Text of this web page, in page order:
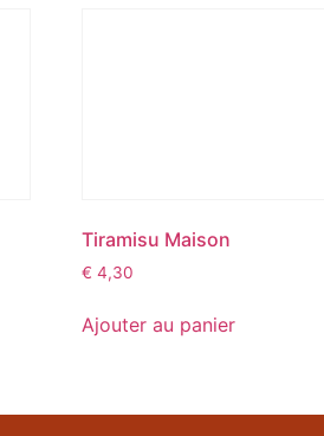
Tiramisu Maison
€ 4,30
Ajouter au panier